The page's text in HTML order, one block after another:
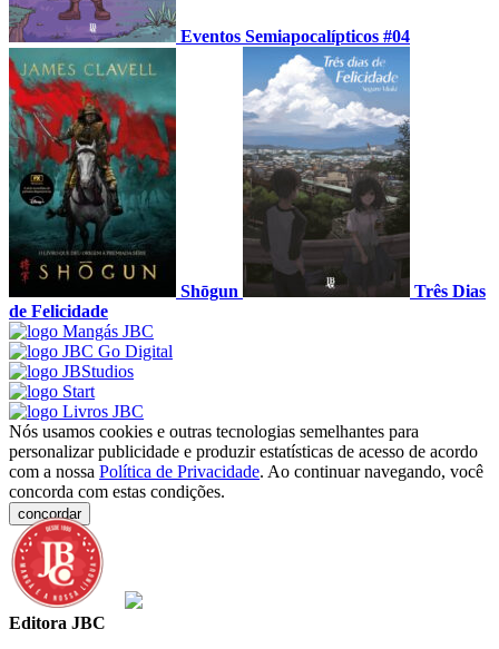
Eventos Semiapocalípticos #04
Shōgun
Três Dias
de Felicidade
Nós usamos cookies e outras tecnologias semelhantes para
personalizar publicidade e produzir estatísticas de acesso de acordo
com a nossa Política de Privacidade. Ao continuar navegando, você
concorda com estas condições.
concordar
Editora JBC